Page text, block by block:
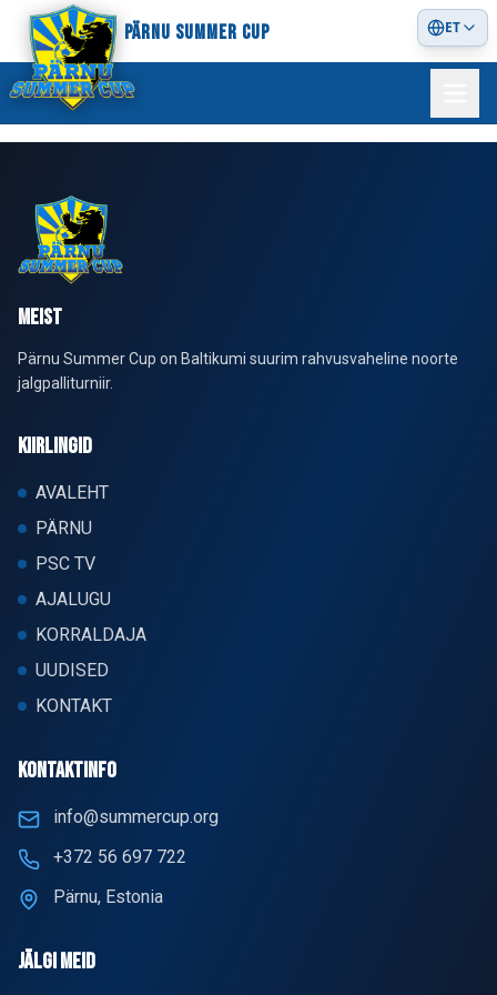
PÄRNU SUMMER CUP ET
MEIST
Pärnu Summer Cup on Baltikumi suurim rahvusvaheline noorte
jalgpalliturniir.
KIIRLINGID
AVALEHT
PÄRNU
PSC TV
AJALUGU
KORRALDAJA
UUDISED
KONTAKT
KONTAKTINFO
info@summercup.org
+372 56 697 722
Pärnu, Estonia
JÄLGI MEID